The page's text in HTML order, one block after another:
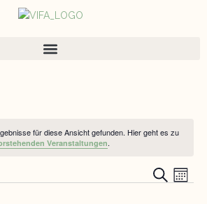
für diese Ansicht gefunden. Hier geht es zu
Veranstaltungen.
SUCHEMONAT